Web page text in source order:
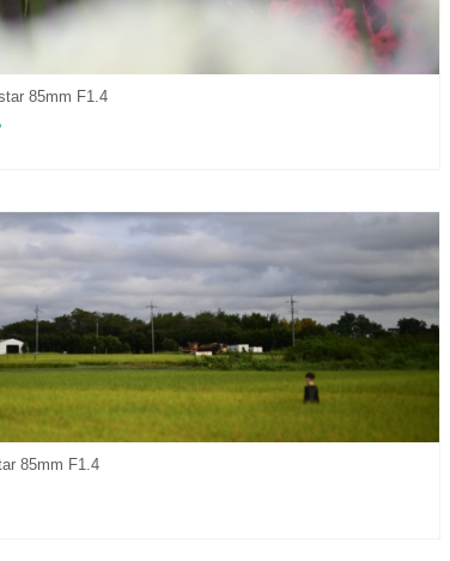
85mm F1.4
85mm F1.4